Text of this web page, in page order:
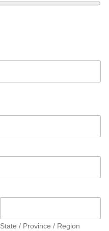
State / Province / Region